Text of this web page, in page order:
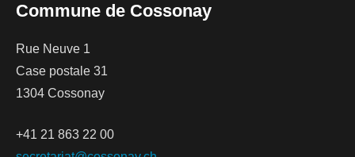
Commune de Cossonay
Rue Neuve 1
Case postale 31
1304 Cossonay
+41 21 863 22 00